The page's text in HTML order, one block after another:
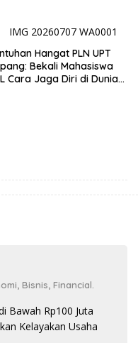
Hangat PLN UPT
Bekali Mahasiswa
Cara Jaga Diri di Dunia
Bisnis, Financial.